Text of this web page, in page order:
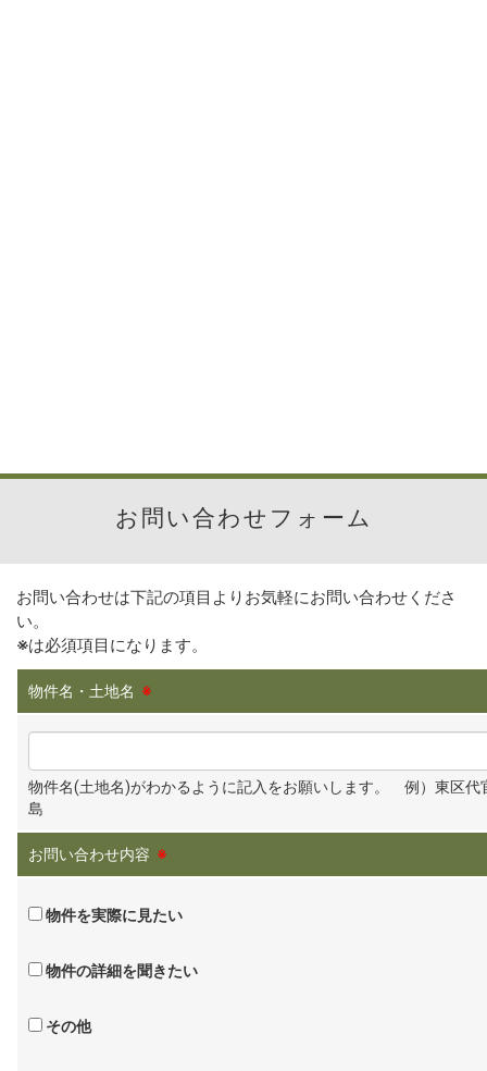
お問い合わせフォーム
お問い合わせは下記の項目よりお気軽にお問い合わせくださ
い。
※は必須項目になります。
物件名・土地名 ※
物件名(土地名)がわかるように記入をお願いします。 例）東区代
島
お問い合わせ内容 ※
物件を実際に見たい
物件の詳細を聞きたい
その他